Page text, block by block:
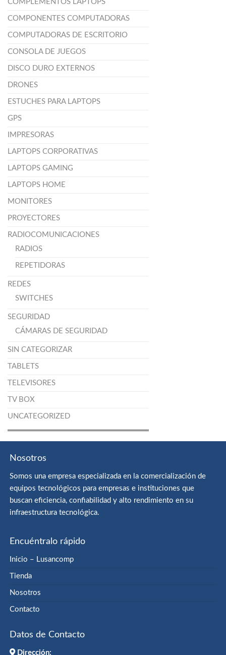
COMPLEMENTOS LAPTOPS
COMPONENTES COMPUTADORAS
COMPUTADORAS DE ESCRITORIO
CONSOLA DE JUEGOS
DISCO DURO EXTERNOS
DRONES
ESTUCHES PARA LAPTOPS
GPS
IMPRESORAS
LAPTOPS CORPORATIVAS
LAPTOPS GAMING
LAPTOPS HOME
MONITORES
PROYECTORES
RADIOCOMUNICACIONES
RADIOS
REPETIDORAS
REDES
SWITCHES
SEGURIDAD
CÁMARAS DE SEGURIDAD
SIN CATEGORIZAR
TABLETS
TELEVISORES
TV BOX
UNCATEGORIZED
Nosotros
Somos una empresa especializada en la comercialización de
equipos tecnológicos para empresas e instituciones que
buscan eficiencia, confiabilidad y alto rendimiento en su
infraestructura tecnológica.
Encuéntralo rápido
Inicio – Lusancomp
Tienda
Nosotros
Contacto
Datos de Contacto
Dirección: